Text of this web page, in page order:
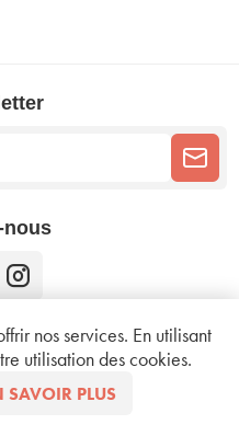
nous
réservés.
nos services. En utilisant
utilisation des cookies.
SAVOIR PLUS